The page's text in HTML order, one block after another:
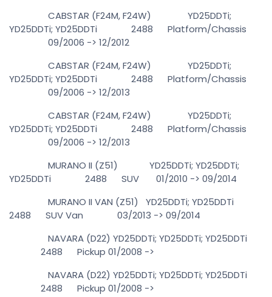
CABSTAR (F24M, F24W) YD25DDTi;
YD25DDTi; YD25DDTi 2488 Platform/Chassis
09/2006 -> 12/2012
CABSTAR (F24M, F24W) YD25DDTi;
YD25DDTi; YD25DDTi 2488 Platform/Chassis
09/2006 -> 12/2013
CABSTAR (F24M, F24W) YD25DDTi;
YD25DDTi; YD25DDTi 2488 Platform/Chassis
09/2006 -> 12/2013
MURANO II (Z51) YD25DDTi; YD25DDTi;
YD25DDTi 2488 SUV 01/2010 -> 09/2014
MURANO II VAN (Z51) YD25DDTi; YD25DDTi
2488 SUV Van 03/2013 -> 09/2014
NAVARA (D22) YD25DDTi; YD25DDTi; YD25DDTi
2488 Pickup 01/2008 ->
NAVARA (D22) YD25DDTi; YD25DDTi; YD25DDTi
2488 Pickup 01/2008 ->